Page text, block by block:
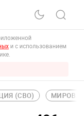
и с использованием
(СВО)